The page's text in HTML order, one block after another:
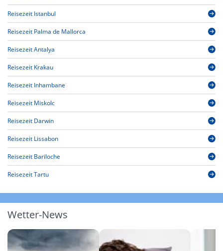
Reisezeit Istanbul
Reisezeit Palma de Mallorca
Reisezeit Antalya
Reisezeit Krakau
Reisezeit Inhambane
Reisezeit Miskolc
Reisezeit Darwin
Reisezeit Lissabon
Reisezeit Bariloche
Reisezeit Tartu
Wetter-News